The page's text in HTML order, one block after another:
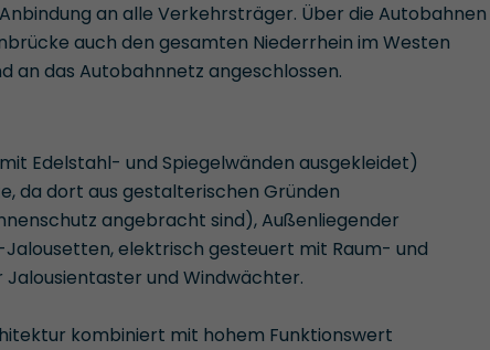
an alle Verkehrsträger. Über die Autobahnen
auch den gesamten Niederrhein im Westen
an das Autobahnnetz angeschlossen.
Edelstahl- und Spiegelwänden ausgekleidet)
da dort aus gestalterischen Gründen
angebracht sind), Außenliegender
elektrisch gesteuert mit Raum- und
und Windwächter.
kombiniert mit hohem Funktionswert